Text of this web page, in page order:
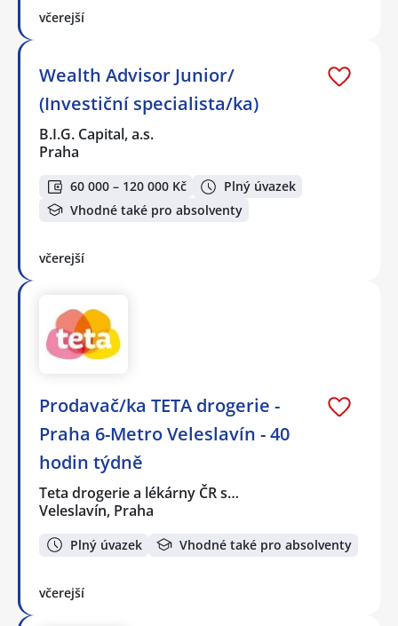
včerejší
Wealth Advisor Junior/
(Investiční specialista/ka)
B.I.G. Capital, a.s.
Praha
60 000 – 120 000 Kč
Plný úvazek
Vhodné také pro absolventy
včerejší
Prodavač/ka TETA drogerie -
Praha 6-Metro Veleslavín - 40
hodin týdně
Teta drogerie a lékárny ČR s…
Veleslavín, Praha
Plný úvazek Vhodné také pro absolventy
včerejší